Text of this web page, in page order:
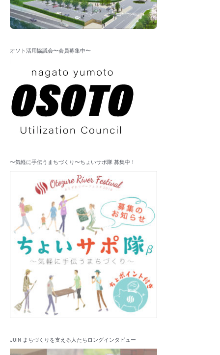
オソト活用協議会〜会員募集中〜
〜気軽に手伝うまちづくり〜ちょいサポ隊 募集中！
JOIN まちづくりを支える人たちロングインタビュー